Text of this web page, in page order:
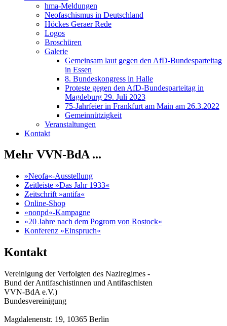
hma-Meldungen
Neofaschismus in Deutschland
Höckes Geraer Rede
Logos
Broschüren
Galerie
Gemeinsam laut gegen den AfD-Bundesparteitag
in Essen
8. Bundeskongress in Halle
Proteste gegen den AfD-Bundesparteitag in
Magdeburg 29. Juli 2023
75-Jahrfeier in Frankfurt am Main am 26.3.2022
Gemeinnützigkeit
Veranstaltungen
Kontakt
Mehr VVN-BdA ...
»Neofa«-Ausstellung
Zeitleiste »Das Jahr 1933«
Zeitschrift »antifa«
Online-Shop
»nonpd«-Kampagne
»20 Jahre nach dem Pogrom von Rostock«
Konferenz »Einspruch«
Kontakt
Vereinigung der Verfolgten des Naziregimes -
Bund der Antifaschistinnen und Antifaschisten
VVN-BdA e.V.)
Bundesvereinigung
Magdalenenstr. 19, 10365 Berlin